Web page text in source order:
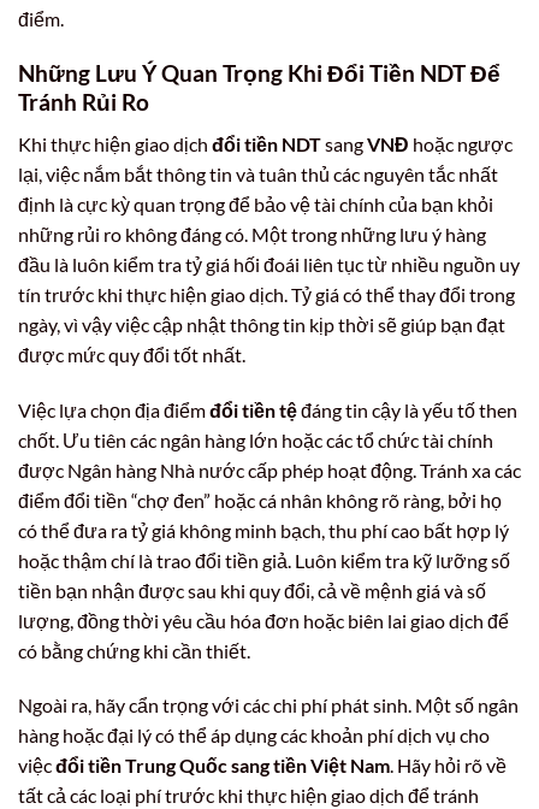
điểm.
Những Lưu Ý Quan Trọng Khi Đổi Tiền NDTĐể
Tránh Rủi Ro
Khi thực hiện giao dịch đổi tiền NDTsangVNĐ hoặc ngược
lại, việc nắm bắt thông tin và tuân thủ các nguyên tắc nhất
định là cực kỳ quan trọng để bảo vệ tài chính của bạn khỏi
những rủi ro không đáng có. Một trong những lưu ý hàng
đầu là luôn kiểm tra tỷ giá hối đoái liên tục từ nhiều nguồn uy
tín trước khi thực hiện giao dịch. Tỷ giá có thể thay đổi trong
ngày, vì vậy việc cập nhật thông tin kịp thời sẽ giúp bạn đạt
được mức quy đổi tốt nhất.
Việc lựa chọn địa điểmđổi tiền tệđáng tin cậy là yếu tố then
chốt. Ưu tiên các ngân hàng lớn hoặc các tổ chức tài chính
được Ngân hàng Nhà nước cấp phép hoạt động. Tránh xa các
điểm đổi tiền “chợ đen” hoặc cá nhân không rõ ràng, bởi họ
có thể đưa ra tỷ giá không minh bạch, thu phí cao bất hợp lý
hoặc thậm chí là trao đổi tiền giả. Luôn kiểm tra kỹ lưỡng số
tiền bạn nhận được sau khi quy đổi, cả về mệnh giá và số
lượng, đồng thời yêu cầu hóa đơn hoặc biên lai giao dịch để
có bằng chứng khi cần thiết.
Ngoài ra, hãy cẩn trọng với các chi phí phát sinh. Một số ngân
hàng hoặc đại lý có thể áp dụng các khoản phí dịch vụ cho
việcđổi tiền Trung Quốc sang tiền Việt Nam. Hãy hỏi rõ về
tất cả các loại phí trước khi thực hiện giao dịch để tránh